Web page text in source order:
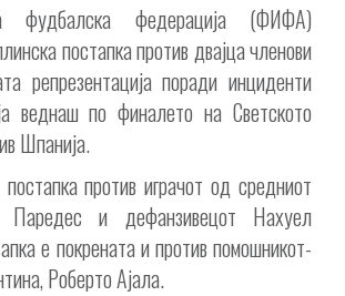
фудбалска федерација (ФИФА)
постапка против двајца членови
репрезентација поради инциденти
веднаш по финалето на Светското
Шпанија.
против играчот од средниот
и дефанзивецот Нахуел
е покрената и против помошникот-
Роберто Ајала.